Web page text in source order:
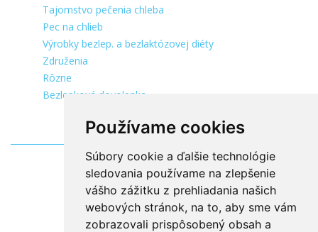
Používame cookies
Súbory cookie a ďalšie technológie
sledovania používame na zlepšenie
vášho zážitku z prehliadania našich
webových stránok, na to, aby sme vám
zobrazovali prispôsobený obsah a
Tajomstvo pečenia chleba
Pec na chlieb
Výrobky bezlep. a bezlaktózovej diéty
Združenia
Rôzne
Bezlepková dovolenka